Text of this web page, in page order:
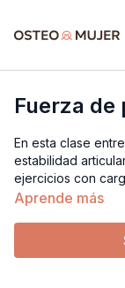
Fuerza de
En esta clase
estabilidad
ejercicios con
75 % y 80 % de tu
Implementos
Aprende más